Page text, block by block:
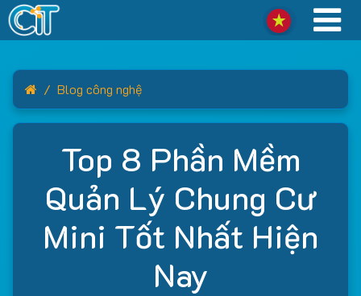
HomeBlog công nghệ
Top 8 Phần Mềm
Quản Lý Chung Cư
Mini Tốt Nhất Hiện
Nay